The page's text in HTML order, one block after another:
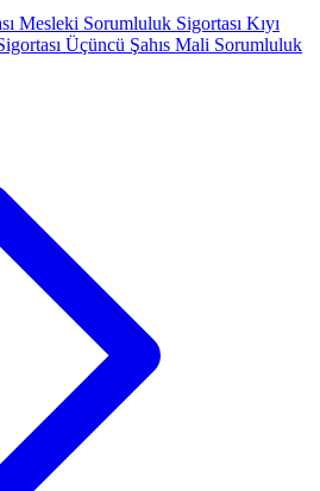
Mesleki Sorumluluk Sigortası Kıyı
Üçüncü Şahıs Mali Sorumluluk